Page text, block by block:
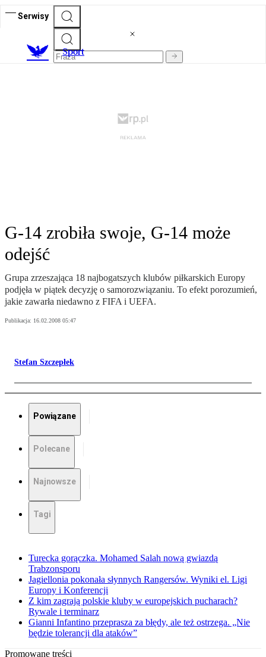
Serwisy
Sport
G-14 zrobiła swoje, G-14 może
odejść
Grupa zrzeszająca 18 najbogatszych klubów piłkarskich Europy
podjęła w piątek decyzję o samorozwiązaniu. To efekt porozumień,
jakie zawarła niedawno z FIFA i UEFA.
Publikacja: 16.02.2008 05:47
Stefan Szczepłek
Powiązane
Polecane
Najnowsze
Tagi
Turecka gorączka. Mohamed Salah nową gwiazdą
Trabzonsporu
Jagiellonia pokonała słynnych Rangersów. Wyniki el. Ligi
Europy i Konferencji
Z kim zagrają polskie kluby w europejskich pucharach?
Rywale i terminarz
Gianni Infantino przeprasza za błędy, ale też ostrzega. „Nie
będzie tolerancji dla ataków”
Promowane treści